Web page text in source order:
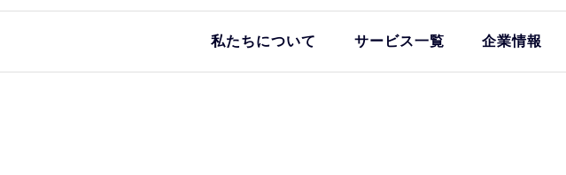
私たちについて サービス一覧 企業情報